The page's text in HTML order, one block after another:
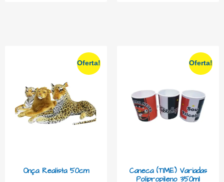
Oferta!
Onça Realista 50cm
Oferta!
Caneca (TIME) Variadas
Polipropileno 350ml